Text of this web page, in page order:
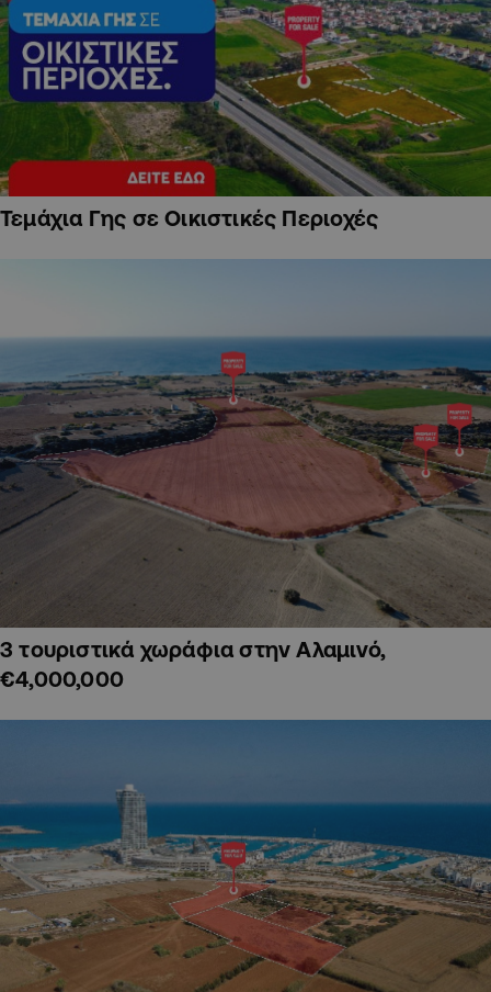
Τεμάχια Γης σε Οικιστικές Περιοχές
3 τουριστικά χωράφια στην Αλαμινό,
€4,000,000